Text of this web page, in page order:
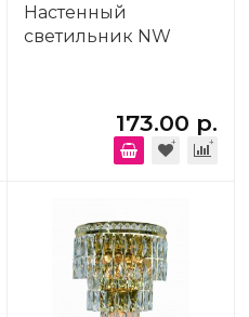
Настенный
светильник NW
173.00 р.